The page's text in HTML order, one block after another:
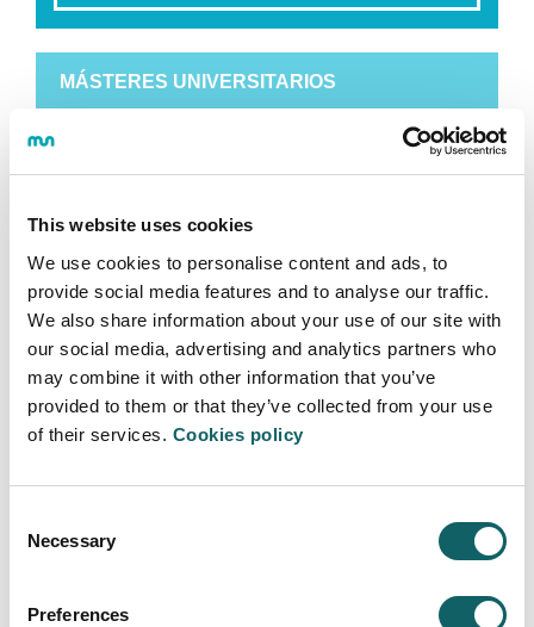
This website uses cookies
We use cookies to personalise content and ads, to
provide social media features and to analyse our traffic.
We also share information about your use of our site with
our social media, advertising and analytics partners who
may combine it with other information that you’ve
provided to them or that they’ve collected from your use
of their services. Cookies policy
Selection
Necessary
Preferences
MÁSTERES UNIVERSITARIOS
PROGRAMA DE DOCTORADO
Más Información